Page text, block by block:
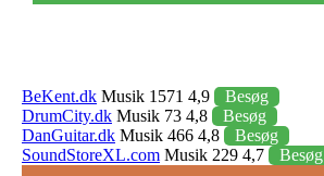
BeKent.dk Musik 1571 4,9
Besøg
DrumCity.dk Musik 73 4,8
Besøg
DanGuitar.dk Musik 466 4,8
Besøg
SoundStoreXL.com Musik 229 4,7
Besøg